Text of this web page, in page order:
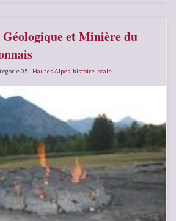
Géologique et Minière du
05 - Hautes Alpes histoire locale